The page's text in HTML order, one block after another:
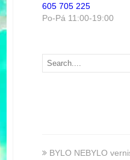
605 705 225
Po-Pá 11:00-19:00
BYLO NEBYLO